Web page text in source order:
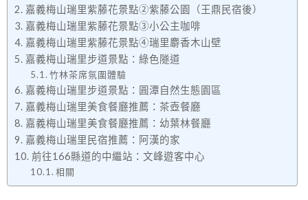
嘉義梅山瑞里紫藤花景點②紫藤公園（王鼎民宿後）
嘉義梅山瑞里紫藤花景點③小公主咖啡
嘉義梅山瑞里紫藤花景點④瑞里麝香木山壁
嘉義梅山瑞里步道景點：綠色隧道
竹林茶席氛圍體驗
嘉義梅山瑞里步道景點：圓潭自然生態園區
嘉義梅山瑞里美食餐廳推薦：茶壺餐廳
嘉義梅山瑞里美食餐廳推薦：幼葉林餐廳
嘉義梅山瑞里民宿推薦：阿漢的家
前往166縣道的中繼站：文峰遊客中心
相關